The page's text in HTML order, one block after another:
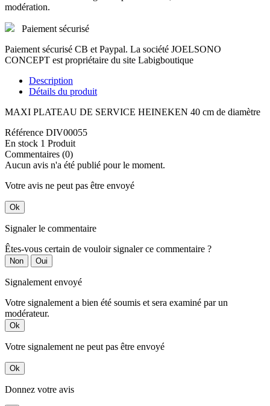
modération.
Paiement sécurisé
Paiement sécurisé CB et Paypal. La société JOELSONO
CONCEPT est propriétaire du site Labigboutique
Description
Détails du produit
MAXI PLATEAU DE SERVICE HEINEKEN 40 cm de diamètre
Référence DIV00055
En stock 1 Produit
Commentaires (0)
Aucun avis n'a été publié pour le moment.
Votre avis ne peut pas être envoyé
Ok
Signaler le commentaire
Êtes-vous certain de vouloir signaler ce commentaire ?
Non Oui
Signalement envoyé
Votre signalement a bien été soumis et sera examiné par un
modérateur.
Ok
Votre signalement ne peut pas être envoyé
Ok
Donnez votre avis